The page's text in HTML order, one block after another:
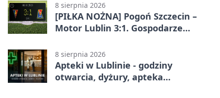
8 sierpnia 2026
[PIŁKA NOŻNA] Pogoń Szczecin –
Motor Lublin 3:1. Gospodarze
Ekstraklasy
8 sierpnia 2026
Apteki w Lublinie - godziny
otwarcia, dyżury, apteka